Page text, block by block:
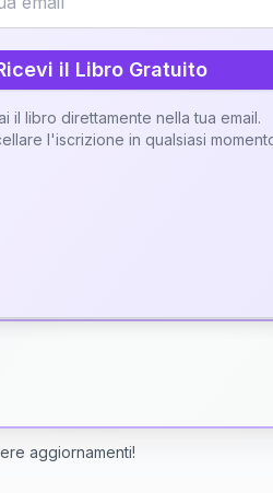
una nostra
aggiornamenti!
il Libro Gratuito
il libro direttamente nella tua email.
l'iscrizione in qualsiasi